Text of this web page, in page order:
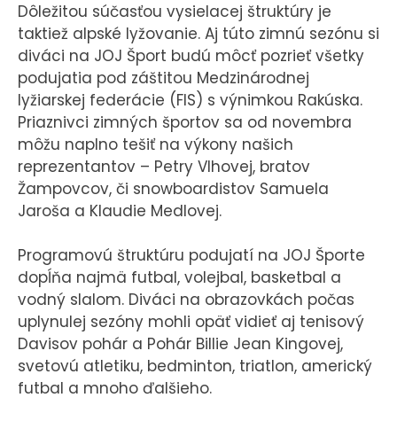
Dôležitou súčasťou vysielacej štruktúry je
taktiež alpské lyžovanie. Aj túto zimnú sezónu si
diváci na JOJ Šport budú môcť pozrieť všetky
podujatia pod záštitou Medzinárodnej
lyžiarskej federácie (FIS) s výnimkou Rakúska.
Priaznivci zimných športov sa od novembra
môžu naplno tešiť na výkony našich
reprezentantov – Petry Vlhovej, bratov
Žampovcov, či snowboardistov Samuela
Jaroša a Klaudie Medlovej.
Programovú štruktúru podujatí na JOJ Športe
dopĺňa najmä futbal, volejbal, basketbal a
vodný slalom. Diváci na obrazovkách počas
uplynulej sezóny mohli opäť vidieť aj tenisový
Davisov pohár a Pohár Billie Jean Kingovej,
svetovú atletiku, bedminton, triatlon, americký
futbal a mnoho ďalšieho.